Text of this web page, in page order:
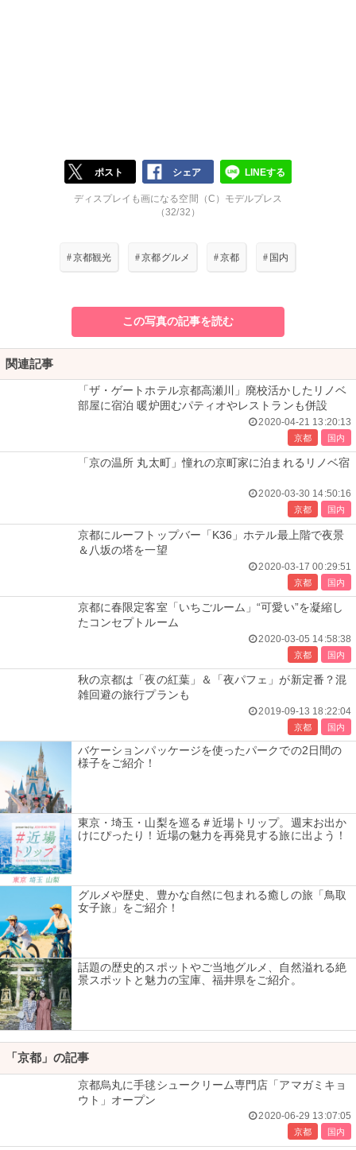
ポスト シェア LINEする
ディスプレイも画になる空間（C）モデルプレス
（32/32）
#京都観光 #京都グルメ #京都 # 国内
この写真の記事を読む
関連記事
「ザ・ゲートホテル京都高瀬川」廃校活かしたリノベ
部屋に宿泊 暖炉囲むパティオやレストランも併設
2020-04-21 13:20:13
京都 国内
「京の温所 丸太町」憧れの京町家に泊まれるリノベ宿
2020-03-30 14:50:16
京都 国内
京都にルーフトップバー「K36」ホテル最上階で夜景
＆八坂の塔を一望
2020-03-17 00:29:51
京都 国内
京都に春限定客室「いちごルーム」“可愛い”を凝縮し
たコンセプトルーム
2020-03-05 14:58:38
京都 国内
秋の京都は「夜の紅葉」＆「夜パフェ」が新定番？混
雑回避の旅行プランも
2019-09-13 18:22:04
京都 国内
バケーションパッケージを使ったパークでの2日間の
様子をご紹介！
東京・埼玉・山梨を巡る＃近場トリップ。週末お出か
けにぴったり！近場の魅力を再発見する旅に出よう！
グルメや歴史、豊かな自然に包まれる癒しの旅「鳥取
女子旅」をご紹介！
話題の歴史的スポットやご当地グルメ、自然溢れる絶
景スポットと魅力の宝庫、福井県をご紹介。
「京都」の記事
京都烏丸に手毬シュークリーム専門店「アマガミキョ
ウト」オープン
2020-06-29 13:07:05
京都 国内